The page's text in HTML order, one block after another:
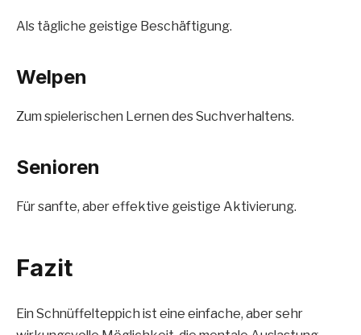
Als tägliche geistige Beschäftigung.
Welpen
Zum spielerischen Lernen des Suchverhaltens.
Senioren
Für sanfte, aber effektive geistige Aktivierung.
Fazit
Ein Schnüffelteppich ist eine einfache, aber sehr